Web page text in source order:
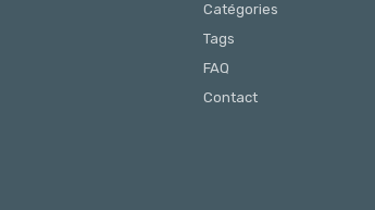
Catégories
Tags
FAQ
Contact